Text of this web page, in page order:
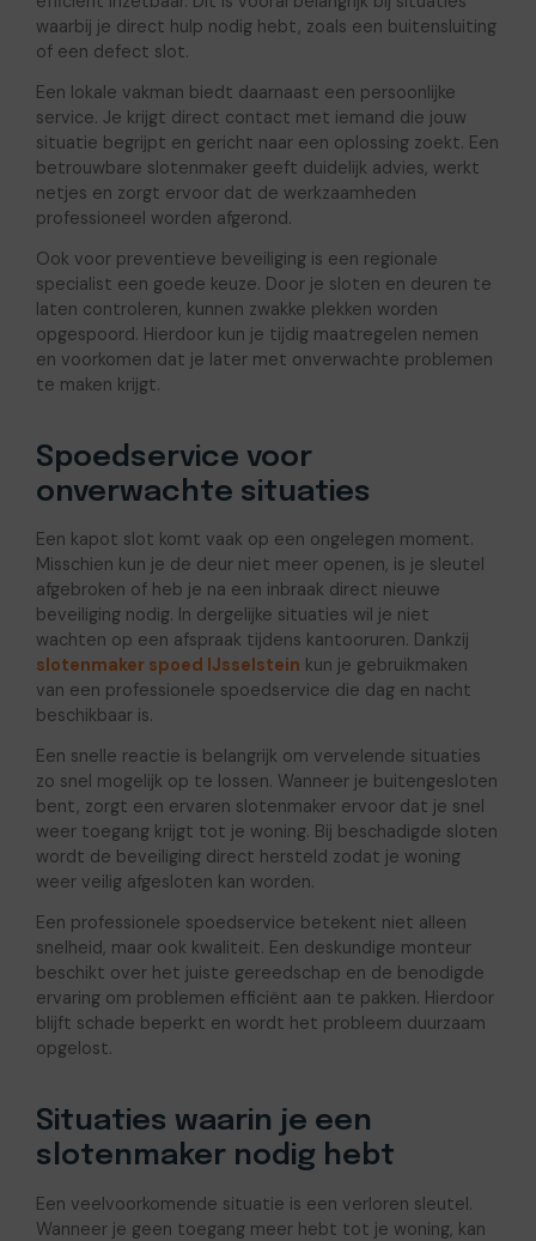
waarbij je direct hulp nodig hebt, zoals een buitensluiting
of een defect slot.
Een lokale vakman biedt daarnaast een persoonlijke
service. Je krijgt direct contact met iemand die jouw
situatie begrijpt en gericht naar een oplossing zoekt. Een
betrouwbare slotenmaker geeft duidelijk advies, werkt
netjes en zorgt ervoor dat de werkzaamheden
professioneel worden afgerond.
Ook voor preventieve beveiliging is een regionale
specialist een goede keuze. Door je sloten en deuren te
laten controleren, kunnen zwakke plekken worden
opgespoord. Hierdoor kun je tijdig maatregelen nemen
en voorkomen dat je later met onverwachte problemen
te maken krijgt.
Spoedservice voor
onverwachte situaties
Een kapot slot komt vaak op een ongelegen moment.
Misschien kun je de deur niet meer openen, is je sleutel
afgebroken of heb je na een inbraak direct nieuwe
beveiliging nodig. In dergelijke situaties wil je niet
wachten op een afspraak tijdens kantooruren. Dankzij
slotenmaker spoed IJsselstein kun je gebruikmaken
van een professionele spoedservice die dag en nacht
beschikbaar is.
Een snelle reactie is belangrijk om vervelende situaties
zo snel mogelijk op te lossen. Wanneer je buitengesloten
bent, zorgt een ervaren slotenmaker ervoor dat je snel
weer toegang krijgt tot je woning. Bij beschadigde sloten
wordt de beveiliging direct hersteld zodat je woning
weer veilig afgesloten kan worden.
Een professionele spoedservice betekent niet alleen
snelheid, maar ook kwaliteit. Een deskundige monteur
beschikt over het juiste gereedschap en de benodigde
ervaring om problemen efficiënt aan te pakken. Hierdoor
blijft schade beperkt en wordt het probleem duurzaam
opgelost.
Situaties waarin je een
slotenmaker nodig hebt
Een veelvoorkomende situatie is een verloren sleutel.
Wanneer je geen toegang meer hebt tot je woning, kan